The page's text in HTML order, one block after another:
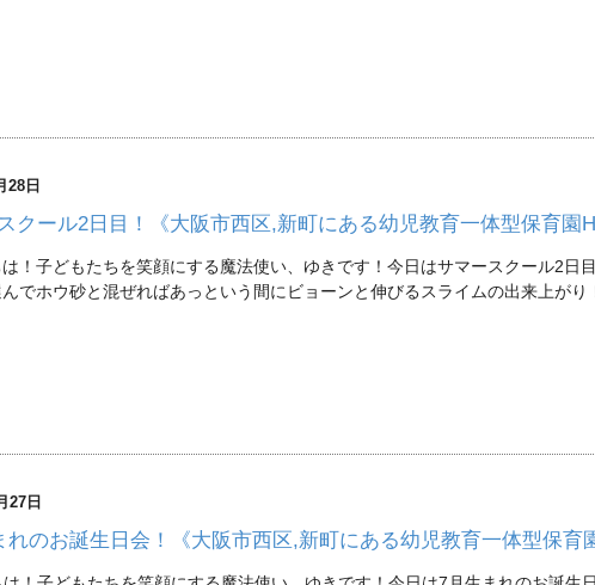
28日
クール2日目！《大阪市西区,新町にある幼児教育一体型保育園
は！子どもたちを笑顔にする魔法使い、ゆきです！今日はサマースクール2
でホウ砂と混ぜればあっという間にビョーンと伸びるスライムの出来上がり
27日
れのお誕生日会！《大阪市西区,新町にある幼児教育一体型保育